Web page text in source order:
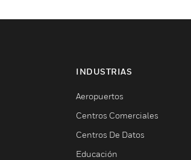
INDUSTRIAS
Aeropuertos
Centros Comerciales
Centros De Datos
Educación